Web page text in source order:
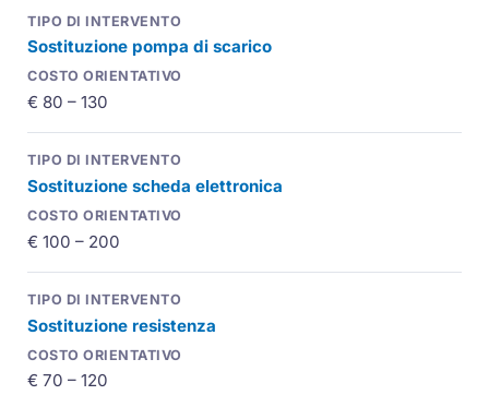
Sostituzione pompa di scarico
€ 80 – 130
Sostituzione scheda elettronica
€ 100 – 200
Sostituzione resistenza
€ 70 – 120